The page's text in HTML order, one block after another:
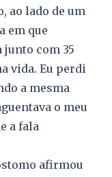
ao lado de um
em que
junto com 35
vida. Eu perdi
a mesma
o meu
a fala
afirmou